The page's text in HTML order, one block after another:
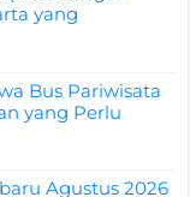
yang
Bus Pariwisata
yang Perlu
Agustus 2026